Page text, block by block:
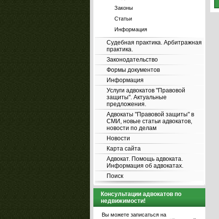
Законы
Статьи
Информация
Судебная практика. Арбитражная
практика.
Законодательство
Формы документов
Информация
Услуги адвокатов "Правовой
защиты". Актуальные
предложения.
Адвокаты "Правовой защиты" в
СМИ, новые статьи адвокатов,
новости по делам
Новости
Карта сайта
Адвокат. Помощь адвоката.
Информация об адвокатах.
Поиск
Консультации адвокатов по
недвижимости!
Вы можете записаться на